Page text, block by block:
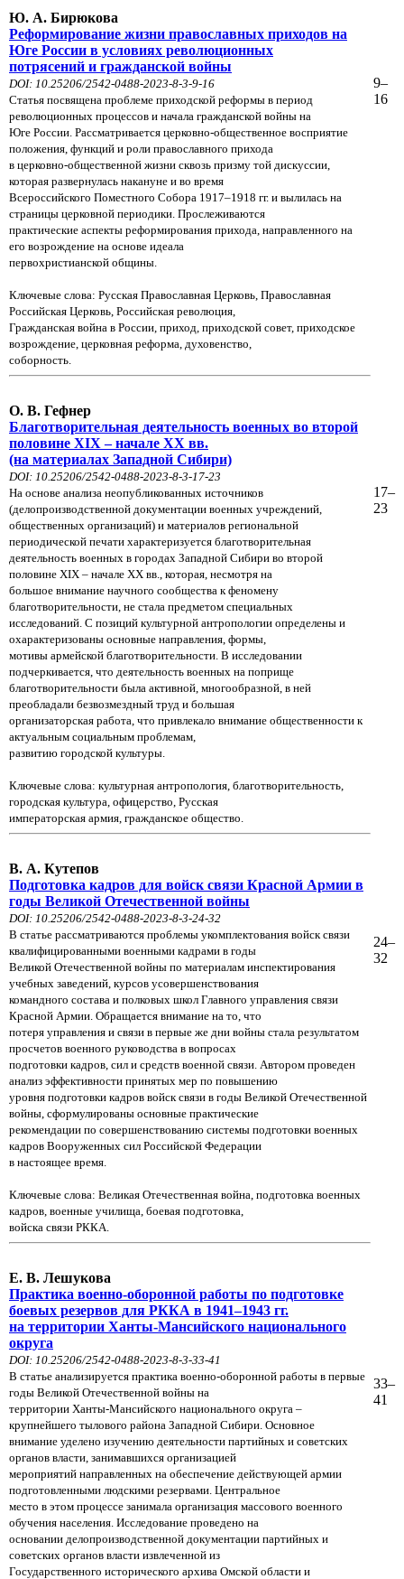
Ю. А. Бирюкова
Реформирование жизни православных приходов на
Юге России в условиях революционных
потрясений и гражданской войны
DOI: 10.25206/2542-0488-2023-8-3-9-16
Статья посвящена проблеме приходской реформы в период
революционных процессов и начала гражданской войны на
Юге России. Рассматривается церковно-общественное восприятие
положения, функций и роли православного прихода
в церковно-общественной жизни сквозь призму той дискуссии,
которая развернулась накануне и во время
Всероссийского Поместного Собора 1917–1918 гг. и вылилась на
страницы церковной периодики. Прослеживаются
практические аспекты реформирования прихода, направленного на
его возрождение на основе идеала
первохристианской общины.
Ключевые слова: Русская Православная Церковь, Православная
Российская Церковь, Российская революция,
Гражданская война в России, приход, приходской совет, приходское
возрождение, церковная реформа, духовенство,
соборность.
9–
16
О. В. Гефнер
Благотворительная деятельность военных во второй
половине XIX – начале XX вв.
(на материалах Западной Сибири)
DOI: 10.25206/2542-0488-2023-8-3-17-23
На основе анализа неопубликованных источников
(делопроизводственной документации военных учреждений,
общественных организаций) и материалов региональной
периодической печати характеризуется благотворительная
деятельность военных в городах Западной Сибири во второй
половине XIX – начале XX вв., которая, несмотря на
большое внимание научного сообщества к феномену
благотворительности, не стала предметом специальных
исследований. С позиций культурной антропологии определены и
охарактеризованы основные направления, формы,
мотивы армейской благотворительности. В исследовании
подчеркивается, что деятельность военных на поприще
благотворительности была активной, многообразной, в ней
преобладали безвозмездный труд и большая
организаторская работа, что привлекало внимание общественности к
актуальным социальным проблемам,
развитию городской культуры.
Ключевые слова: культурная антропология, благотворительность,
городская культура, офицерство, Русская
императорская армия, гражданское общество.
17–
23
В. А. Кутепов
Подготовка кадров для войск связи Красной Армии в
годы Великой Отечественной войны
DOI: 10.25206/2542-0488-2023-8-3-24-32
В статье рассматриваются проблемы укомплектования войск связи
квалифицированными военными кадрами в годы
Великой Отечественной войны по материалам инспектирования
учебных заведений, курсов усовершенствования
командного состава и полковых школ Главного управления связи
Красной Армии. Обращается внимание на то, что
потеря управления и связи в первые же дни войны стала результатом
просчетов военного руководства в вопросах
подготовки кадров, сил и средств военной связи. Автором проведен
анализ эффективности принятых мер по повышению
уровня подготовки кадров войск связи в годы Великой Отечественной
войны, сформулированы основные практические
рекомендации по совершенствованию системы подготовки военных
кадров Вооруженных сил Российской Федерации
в настоящее время.
Ключевые слова: Великая Отечественная война, подготовка военных
кадров, военные училища, боевая подготовка,
войска связи РККА.
24–
32
Е. В. Лешукова
Практика военно-оборонной работы по подготовке
боевых резервов для РККА в 1941–1943 гг.
на территории Ханты-Мансийского национального
округа
DOI: 10.25206/2542-0488-2023-8-3-33-41
В статье анализируется практика военно-оборонной работы в первые
годы Великой Отечественной войны на
территории Ханты-Мансийского национального округа –
крупнейшего тылового района Западной Сибири. Основное
внимание уделено изучению деятельности партийных и советских
органов власти, занимавшихся организацией
мероприятий направленных на обеспечение действующей армии
подготовленными людскими резервами. Центральное
место в этом процессе занимала организация массового военного
обучения населения. Исследование проведено на
основании делопроизводственной документации партийных и
советских органов власти извлеченной из
Государственного исторического архива Омской области и
33–
41